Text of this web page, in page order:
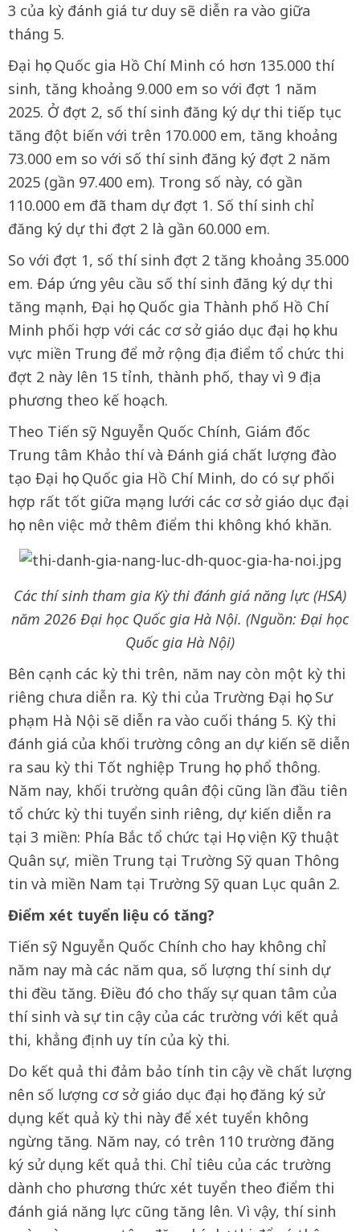
3 của kỳ đánh giá tư duy sẽ diễn ra vào giữa
tháng 5.
Đại học Quốc gia Hồ Chí Minh có hơn 135.000 thí
sinh, tăng khoảng 9.000 em so với đợt 1 năm
2025. Ở đợt 2, số thí sinh đăng ký dự thi tiếp tục
tăng đột biến với trên 170.000 em, tăng khoảng
73.000 em so với số thí sinh đăng ký đợt 2 năm
2025 (gần 97.400 em). Trong số này, có gần
110.000 em đã tham dự đợt 1. Số thí sinh chỉ
đăng ký dự thi đợt 2 là gần 60.000 em.
So với đợt 1, số thí sinh đợt 2 tăng khoảng 35.000
em. Đáp ứng yêu cầu số thí sinh đăng ký dự thi
tăng mạnh, Đại học Quốc gia Thành phố Hồ Chí
Minh phối hợp với các cơ sở giáo dục đại học khu
vực miền Trung để mở rộng địa điểm tổ chức thi
đợt 2 này lên 15 tỉnh, thành phố, thay vì 9 địa
phương theo kế hoạch.
Theo Tiến sỹ Nguyễn Quốc Chính, Giám đốc
Trung tâm Khảo thí và Đánh giá chất lượng đào
tạo Đại học Quốc gia Hồ Chí Minh, do có sự phối
hợp rất tốt giữa mạng lưới các cơ sở giáo dục đại
học nên việc mở thêm điểm thi không khó khăn.
Các thí sinh tham gia Kỳ thi đánh giá năng lực (HSA)
năm 2026 Đại học Quốc gia Hà Nội. (Nguồn: Đại học
Quốc gia Hà Nội)
Bên cạnh các kỳ thi trên, năm nay còn một kỳ thi
riêng chưa diễn ra. Kỳ thi của Trường Đại học Sư
phạm Hà Nội sẽ diễn ra vào cuối tháng 5. Kỳ thi
đánh giá của khối trường công an dự kiến sẽ diễn
ra sau kỳ thi Tốt nghiệp Trung học phổ thông.
Năm nay, khối trường quân đội cũng lần đầu tiên
tổ chức kỳ thi tuyển sinh riêng, dự kiến diễn ra
tại 3 miền: Phía Bắc tổ chức tại Học viện Kỹ thuật
Quân sự, miền Trung tại Trường Sỹ quan Thông
tin và miền Nam tại Trường Sỹ quan Lục quân 2.
Điểm xét tuyển liệu có tăng?
Tiến sỹ Nguyễn Quốc Chính cho hay không chỉ
năm nay mà các năm qua, số lượng thí sinh dự
thi đều tăng. Điều đó cho thấy sự quan tâm của
thí sinh và sự tin cậy của các trường với kết quả
thi, khẳng định uy tín của kỳ thi.
Do kết quả thi đảm bảo tính tin cậy về chất lượng
nên số lượng cơ sở giáo dục đại học đăng ký sử
dụng kết quả kỳ thi này để xét tuyển không
ngừng tăng. Năm nay, có trên 110 trường đăng
ký sử dụng kết quả thi. Chỉ tiêu của các trường
dành cho phương thức xét tuyển theo điểm thi
đánh giá năng lực cũng tăng lên. Vì vậy, thí sinh